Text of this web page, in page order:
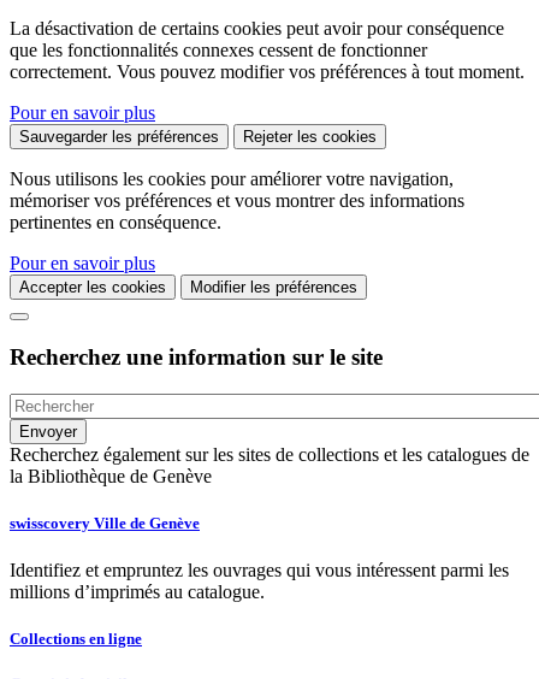
La désactivation de certains cookies peut avoir pour conséquence
que les fonctionnalités connexes cessent de fonctionner
correctement. Vous pouvez modifier vos préférences à tout moment.
Pour en savoir plus
Sauvegarder les préférences Rejeter les cookies
Nous utilisons les cookies pour améliorer votre navigation,
mémoriser vos préférences et vous montrer des informations
pertinentes en conséquence.
Pour en savoir plus
Accepter les cookies Modifier les préférences
Recherchez une information sur le site
Recherchez également sur les sites de collections et les catalogues de
la Bibliothèque de Genève
swisscovery Ville de Genève
Identifiez et empruntez les ouvrages qui vous intéressent parmi les
millions d’imprimés au catalogue.
Collections en ligne